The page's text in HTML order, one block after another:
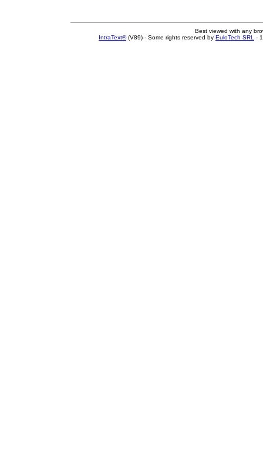
Best viewed with any
IntraText®(V89) - Some rights reserved by EuloTech SRL -